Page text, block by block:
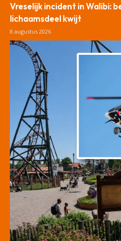
Vreselijk incident in Walibi:
lichaamsdeel kwijt
8 augustus 2026